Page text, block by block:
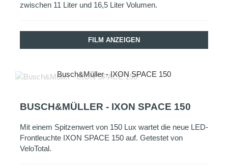
zwischen 11 Liter und 16,5 Liter Volumen.
FILM ANZEIGEN
Busch&Müller - IXON SPACE 150
BUSCH&MÜLLER - IXON SPACE 150
Mit einem Spitzenwert von 150 Lux wartet die neue LED-
Frontleuchte IXON SPACE 150 auf. Getestet von
VeloTotal.